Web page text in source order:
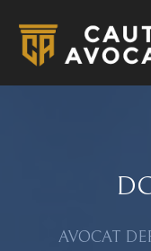
AVOCAT